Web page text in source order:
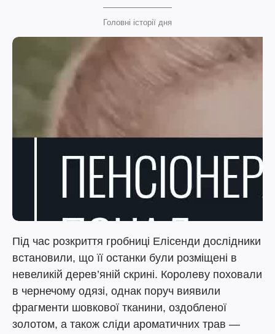
Головні історії дня
Під час розкриття гробниці Елісенди дослідники
встановили, що її останки були розміщені в
невеликій дерев’яній скрині. Королеву поховали
в чернечому одязі, однак поруч виявили
фрагменти шовкової тканини, оздобленої
золотом, а також сліди ароматичних трав —